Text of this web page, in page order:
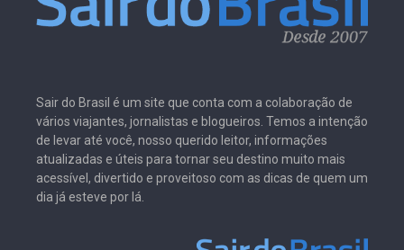
Sair do Brasil é um site que conta com a colaboração de
vários viajantes, jornalistas e blogueiros. Temos a intenção
de levar até você, nosso querido leitor, informações
atualizadas e úteis para tornar seu destino muito mais
acessível, divertido e proveitoso com as dicas de quem um
dia já esteve por lá.